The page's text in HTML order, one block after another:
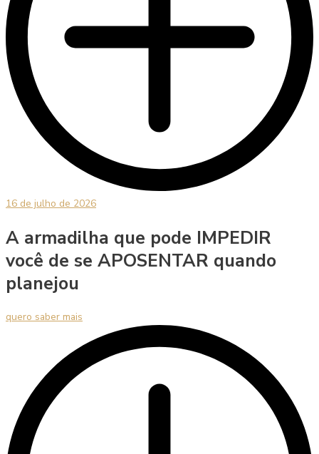
16 de julho de 2026
A armadilha que pode IMPEDIR
você de se APOSENTAR quando
planejou
quero saber mais